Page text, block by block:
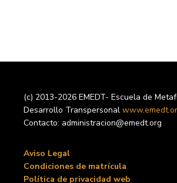
(c) 2013-2026 EMEDT- Escuela de
Desarrollo Transpersonal
Contacto: administracion@emedt.org
Aviso Legal
Condiciones de matrícula
Política de privacidad web